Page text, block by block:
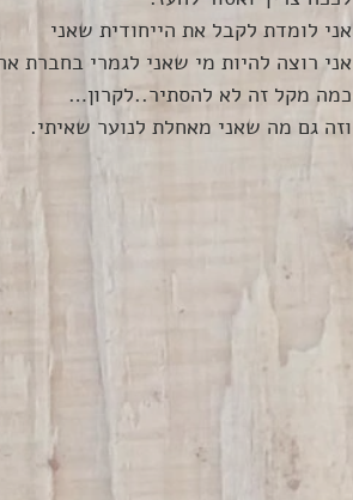
אני לומדת לקבל את הייחודית שאני
אני רוצה להיות מי שאני לגמרי בחברת
כמה מקל זה לא להסתיר..לקרון…
וזה גם מה שאני מאחלת לנוער שאיתי.